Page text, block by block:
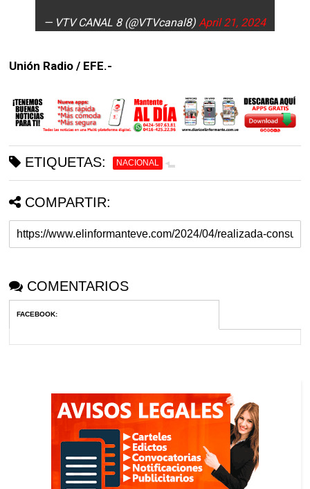
— VTV CANAL 8 (@VTVcanal8)April 21, 2024
Unión Radio / EFE.-
ETIQUETAS: NACIONAL
COMPARTIR:
COMENTARIOS
FACEBOOK: